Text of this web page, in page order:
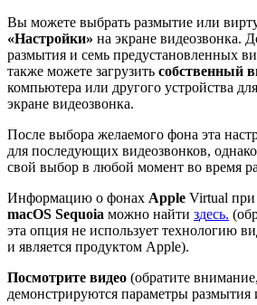
Вы можете выбрать размытие или вирт
«Настройки» на экране видеозвонка. Д
размытия и семь предустановленных ви
также можете загрузить собственный в
компьютера или другого устройства для
экране видеозвонка.
После выбора желаемого фона эта наст
для последующих видеозвонков, однако
свой выбор в любой момент во время ра
Информацию о фонах Apple Virtual при
macOS Sequoia можно найти здесь. (об
эта опция не использует технологию ви
и является продуктом Apple).
Посмотрите видео (обратите внимание,
демонстрируются параметры размытия